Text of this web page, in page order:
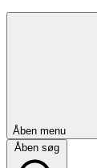
Åben menu
Åben søg